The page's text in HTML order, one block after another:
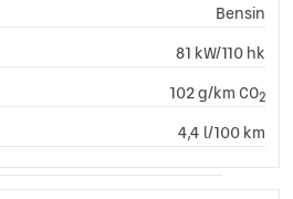
Bensin
81 kW/110 hk
102 g/km CO2
4,4 l/100 km